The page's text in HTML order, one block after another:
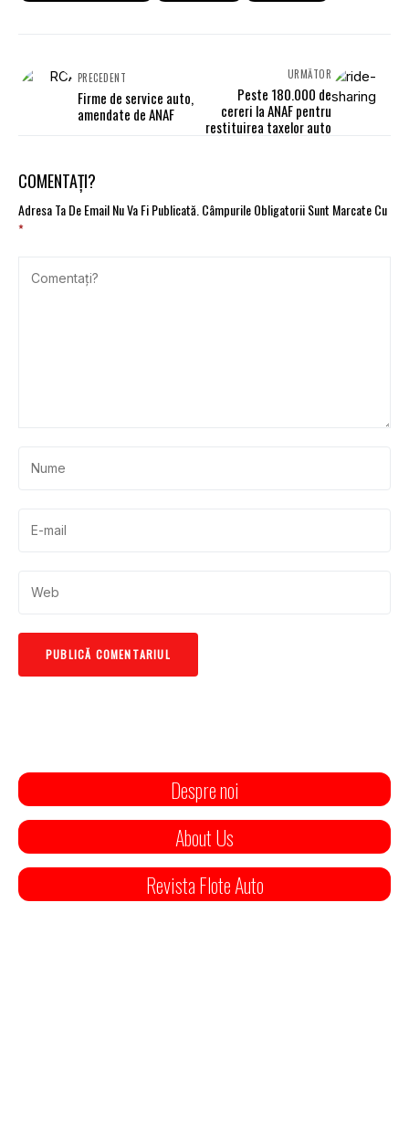
PRECEDENT
Firme de service auto,
amendate de ANAF
URMĂTOR
Peste 180.000 de
cereri la ANAF pentru
restituirea taxelor auto
COMENTAȚI?
Adresa Ta De Email Nu Va Fi Publicată.Câmpurile Obligatorii Sunt Marcate Cu
*
Despre noi
About Us
Revista Flote Auto